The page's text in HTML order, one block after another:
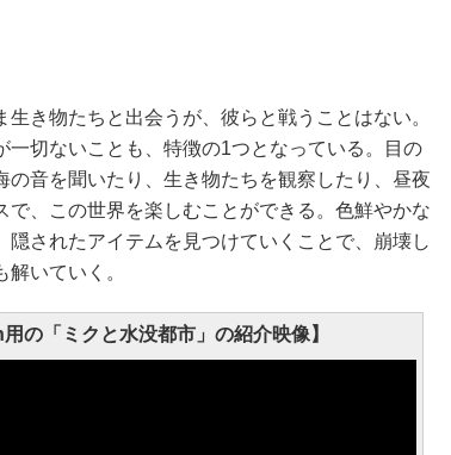
き物たちと出会うが、彼らと戦うことはない。
一切ないことも、特徴の1つとなっている。目の
の音を聞いたり、生き物たちを観察したり、昼夜
で、この世界を楽しむことができる。色鮮やかな
されたアイテムを見つけていくことで、崩壊し
いていく。
の「ミクと水没都市」の紹介映像】